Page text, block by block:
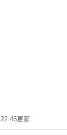
22:46更新